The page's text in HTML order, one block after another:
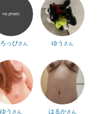
っぴさん ゆう さん
ゆう さん はるかさん